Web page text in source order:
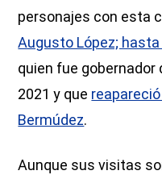
personajes con esta
Augusto López;
quien fue gobernador
2021 y que
Bermúdez.
Aunque sus visitas